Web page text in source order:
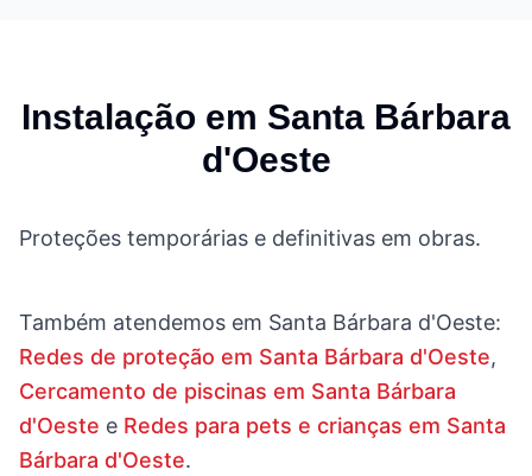
Instalação em Santa Bárbara
d'Oeste
Proteções temporárias e definitivas em obras.
Também atendemos em Santa Bárbara d'Oeste:
Redes de proteção em Santa Bárbara d'Oeste,
Cercamento de piscinas em Santa Bárbara
d'Oeste e Redes para pets e crianças em Santa
Bárbara d'Oeste.